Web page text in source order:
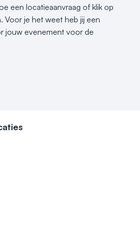
een locatieaanvraag of klik op
Voor je het weet heb jij een
jouw evenement voor de